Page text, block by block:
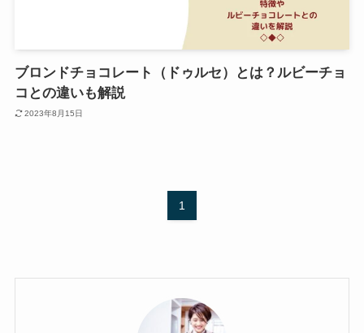
ブロンドチョコレート（ドゥルセ）とは？ルビーチョ
コとの違いも解説
2023年8月15日
1